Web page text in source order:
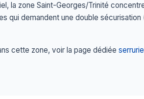
la zone Saint-Georges/Trinité
qui demandent une double
cette zone, voir la page dédiée